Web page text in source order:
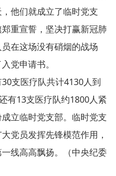
他们就成立了临时党支
重宣誓，坚决打赢新冠肺
在这场没有硝烟的战场
党申请书。
支医疗队共计4130人到
有13支医疗队约1800人紧
立临时党支部。临时党支
党员发挥先锋模范作用，
线高高飘扬。（中央纪委